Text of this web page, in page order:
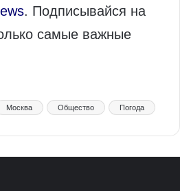
. Подписывайся на
самые важные
Москва Общество Погода